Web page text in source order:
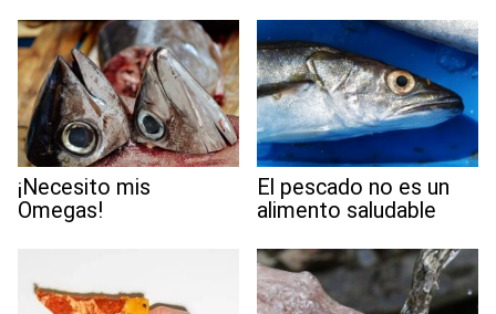
¡Necesito mis
Omegas!
El pescado no es un
alimento saludable